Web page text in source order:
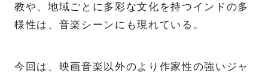
教や、地域ごとに多彩な文化を持つインドの多
様性は、音楽シーンにも現れている。
今回は、映画音楽以外のより作家性の強いジャ